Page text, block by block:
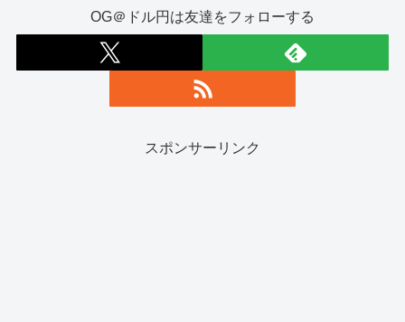
OG＠ドル円は友達をフォローする
スポンサーリンク